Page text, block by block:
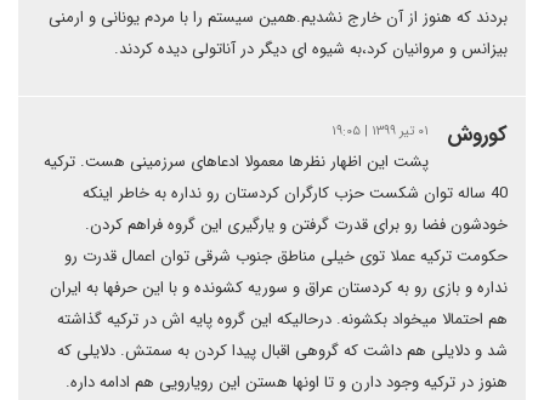
بردند که هنوز از آن خارج نشدیم.همین سیستم را با مردم یونانی و ارمنی
بیزانس و مروانیان کرد،به شیوه ای دیگر در آناتولی دیده کردند.
کوروش ۰۱ تیر ۱۳۹۹ | ۱۹:۰۵
پشت این اظهار نظرها معمولا ادعاهای سرزمینی هست. ترکیه
40 ساله توان شکست حزب کارگران کردستان رو نداره به خاطر اینکه
خودشون فضا رو برای قدرت گرفتن و یارگیری این گروه فراهم کردن.
حکومت ترکیه عملا توی خیلی مناطق جنوب شرقی توان اعمال قدرت رو
نداره و بازی رو به کردستان عراق و سوریه کشونده و با این حرفها به ایران
هم احتمالا میخواد بکشونه. درحالیکه این گروه پایه اش در ترکیه گذاشته
شد و دلایلی هم داشت که گروهی اقبال پیدا کردن به سمتش. دلایلی که
هنوز در ترکیه وجود دارن و تا اونها هستن این رویارویی هم ادامه داره.